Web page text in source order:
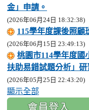
金」申請。
(2026年06月24日 18:32:38)
115學年度課後照顧
(2026年06月15日 23:49:13)
桃園市114學年度國
扶助易錯試題分析」研
(2026年05月25日 22:43:20)
顯示全部
:::
會員登入